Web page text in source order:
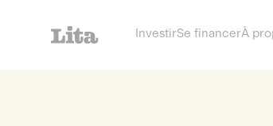
InvestirSe financerÀ